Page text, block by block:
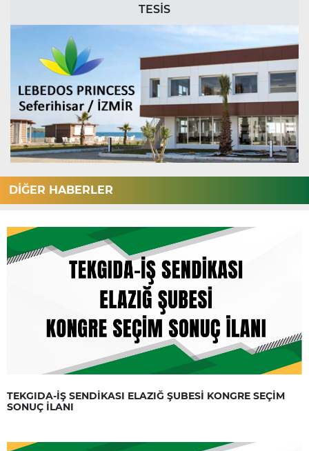
TESİS
DİĞER HABERLER
TEKGIDA-İŞ SENDİKASI ELAZIĞ ŞUBESİ KONGRE SEÇİM
SONUÇ İLANI